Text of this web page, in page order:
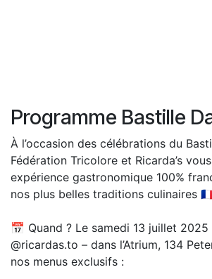
Programme Bastille
À l’occasion des célébrations du
Fédération Tricolore et Ricarda’s
expérience gastronomique 100%
nos plus belles traditions culinaires
📅 Quand ? Le samedi 13 juillet
@ricardas.to – dans l’Atrium, 134
nos menus exclusifs :